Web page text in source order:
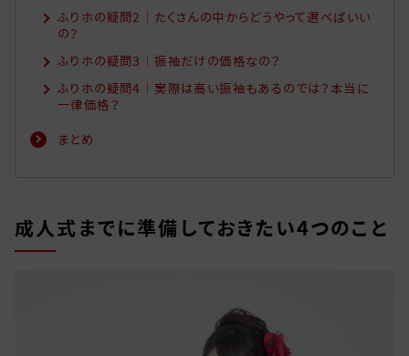
ふりホの疑問2｜たくさんの中からどうやって選べばいい
の？
ふりホの疑問3｜振袖だけの価格なの？
ふりホの疑問4｜実際は高い振袖もあるのでは？本当に
一律価格？
まとめ
成人式までに準備しておきたい4つのこと